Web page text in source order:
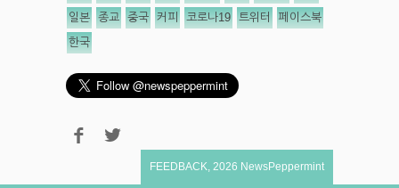
일본 종교 중국 커피 코로나19 트위터 페이스북
한국
FEEDBACK 2026 NewsPeppermint